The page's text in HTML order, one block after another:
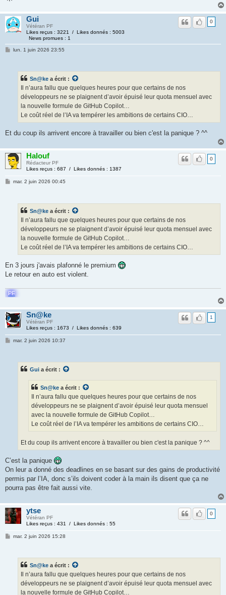
Gui
Vétéran PF
Likes reçus : 3221 / Likes donnés : 5003
News promues : 1
0
lun. 1 juin 2026 23:55
Sn@ke a écrit :
Il n’aura fallu que quelques heures pour que certains de nos
développeurs ne se plaignent d’avoir épuisé leur quota mensuel avec
la nouvelle formule de GitHub Copilot…
Le coût réel de l’IA va tempérer les ambitions de certains CIO…
Et du coup ils arrivent encore à travailler ou bien c'est la panique ? ^^
Halouf
Rédacteur PF
Likes reçus : 687 / Likes donnés : 1387
0
mar. 2 juin 2026 00:45
Sn@ke a écrit :
Il n’aura fallu que quelques heures pour que certains de nos
développeurs ne se plaignent d’avoir épuisé leur quota mensuel avec
la nouvelle formule de GitHub Copilot…
Le coût réel de l’IA va tempérer les ambitions de certains CIO…
En 3 jours j'avais plafonné le premium
Le retour en auto est violent.
PF
Sn@ke
Vétéran PF
Likes reçus : 1673 / Likes donnés : 639
1
mar. 2 juin 2026 10:37
Gui a écrit :
Sn@ke a écrit :
Il n’aura fallu que quelques heures pour que certains de nos
développeurs ne se plaignent d’avoir épuisé leur quota mensuel
avec la nouvelle formule de GitHub Copilot…
Le coût réel de l’IA va tempérer les ambitions de certains CIO…
Et du coup ils arrivent encore à travailler ou bien c'est la panique ? ^^
C’est la panique
On leur a donné des deadlines en se basant sur des gains de productivité
permis par l’IA, donc s’ils doivent coder à la main ils disent que ça ne
pourra pas être fait aussi vite.
ytse
Vétéran PF
Likes reçus : 431 / Likes donnés : 55
0
mar. 2 juin 2026 15:28
Sn@ke a écrit :
Il n’aura fallu que quelques heures pour que certains de nos
développeurs ne se plaignent d’avoir épuisé leur quota mensuel avec
la nouvelle formule de GitHub Copilot…